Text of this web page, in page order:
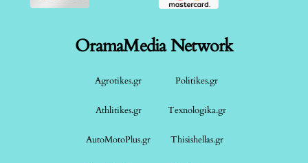
OramaMedia Network
Agrotikes.gr Politikes.gr
Athlitikes.gr Texnologika.gr
AutoMotoPlus.gr Thisishellas.gr